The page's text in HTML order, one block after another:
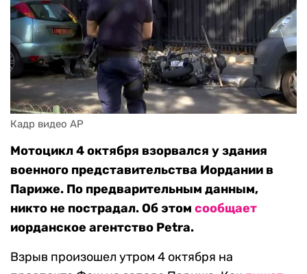
Кадр видео AP
Мотоцикл 4 октября взорвался у здания
военного представительства Иордании в
Париже. По предварительным данным,
никто не пострадал. Об этом сообщает
иорданское агентство Petra.
Взрыв произошел утром 4 октября на